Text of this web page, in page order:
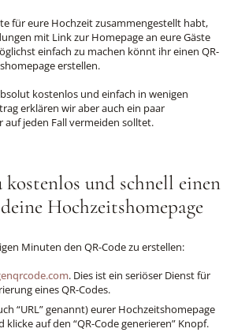
für eure Hochzeit zusammengestellt habt,
mit Link zur Homepage an eure Gäste
einfach zu machen könnt ihr einen QR-
erstellen.
kostenlos und einfach in wenigen
erklären wir aber auch ein paar
auf jeden Fall vermeiden solltet.
kostenlos und schnell einen
Hochzeitshomepage
Minuten den QR-Code zu erstellen:
. Dies ist ein seriöser Dienst für
eines QR-Codes.
“URL” genannt) eurer Hochzeitshomepage
klicke auf den “QR-Code generieren” Knopf.